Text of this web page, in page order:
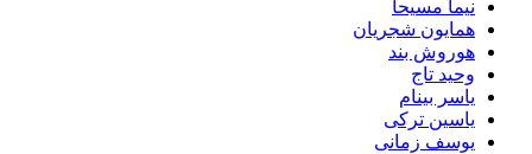
نیما مسیحا
همایون شجریان
هوروش بند
وحید تاج
یاسر بینام
یاسین ترکی
یوسف زمانی